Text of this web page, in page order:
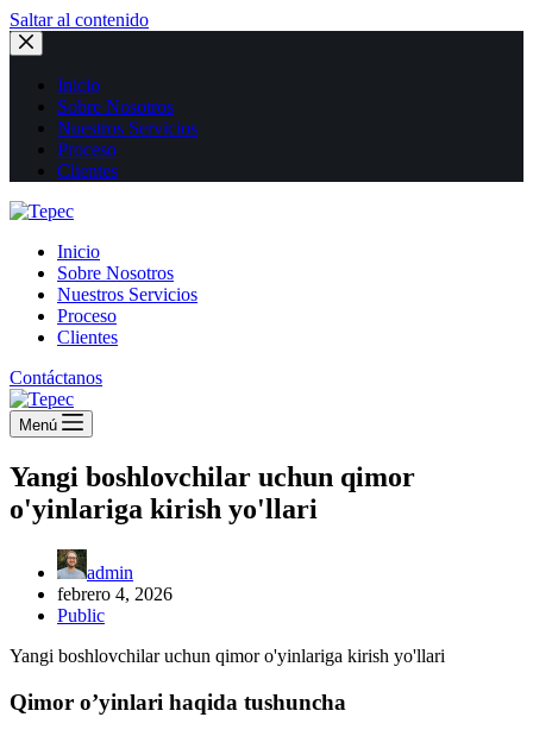
Saltar al contenido
Inicio
Sobre Nosotros
Nuestros Servicios
Proceso
Clientes
Inicio
Sobre Nosotros
Nuestros Servicios
Proceso
Clientes
Contáctanos
Menú
Yangi boshlovchilar uchun qimor
o'yinlariga kirish yo'llari
admin
febrero 4, 2026
Public
Yangi boshlovchilar uchun qimor o'yinlariga kirish yo'llari
Qimor o’yinlari haqida tushuncha